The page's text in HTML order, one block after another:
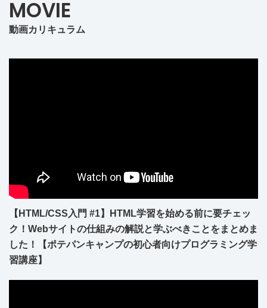
MOVIE
動画カリキュラム
【HTML/CSS入門 #1】HTML学習を始める前に要チェッ
ク！Webサイトの仕組みの解説と学ぶべきことをまとめま
した！【ポテパンキャンプの初心者向けプログラミング学
習講座】